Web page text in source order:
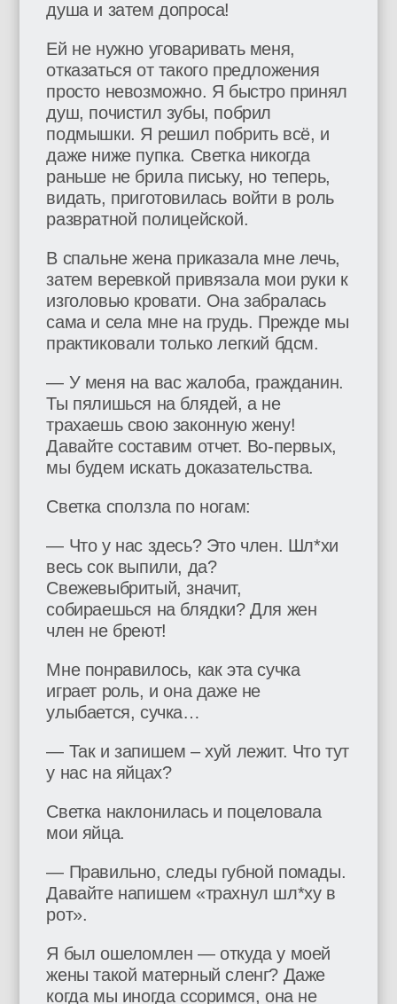
душа и затем допроса!
Ей не нужно уговаривать меня,
отказаться от такого предложения
просто невозможно. Я быстро принял
душ, почистил зубы, побрил
подмышки. Я решил побрить всё, и
даже ниже пупка. Светка никогда
раньше не брила письку, но теперь,
видать, приготовилась войти в роль
развратной полицейской.
В спальне жена приказала мне лечь,
затем веревкой привязала мои руки к
изголовью кровати. Она забралась
сама и села мне на грудь. Прежде мы
практиковали только легкий бдсм.
— У меня на вас жалоба, гражданин.
Ты пялишься на блядей, а не
трахаешь свою законную жену!
Давайте составим отчет. Во-первых,
мы будем искать доказательства.
Светка сползла по ногам:
— Что у нас здесь? Это член. Шл*хи
весь сок выпили, да?
Свежевыбритый, значит,
собираешься на блядки? Для жен
член не бреют!
Мне понравилось, как эта сучка
играет роль, и она даже не
улыбается, сучка…
— Так и запишем – хуй лежит. Что тут
у нас на яйцах?
Светка наклонилась и поцеловала
мои яйца.
— Правильно, следы губной помады.
Давайте напишем «трахнул шл*ху в
рот».
Я был ошеломлен — откуда у моей
жены такой матерный сленг? Даже
когда мы иногда ссоримся, она не